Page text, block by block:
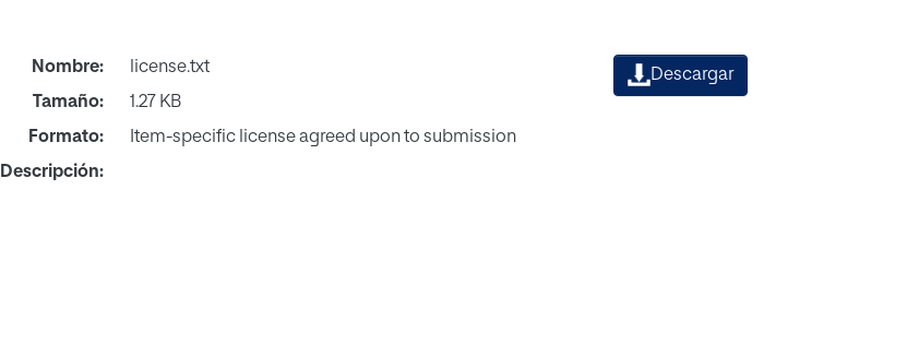
Nombre:
license.txt
Tamaño:
1.27 KB
Formato:
Item-specific license agreed upon to submission
Descripción:
Descargar